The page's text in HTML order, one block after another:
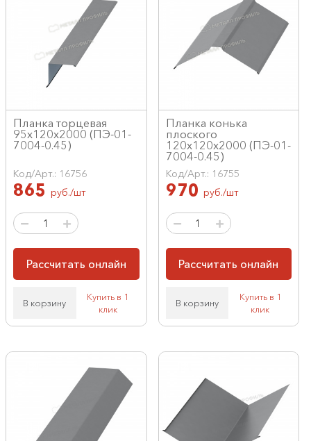
Планка торцевая
95х120х2000 (ПЭ-01-
7004-0.45)
Код/Арт.: 16756
865 руб./шт
Рассчитать онлайн
В корзину
Купить в 1
клик
Планка конька
плоского
120х120х2000 (ПЭ-01-
7004-0.45)
Код/Арт.: 16755
970 руб./шт
Рассчитать онлайн
В корзину
Купить в 1
клик